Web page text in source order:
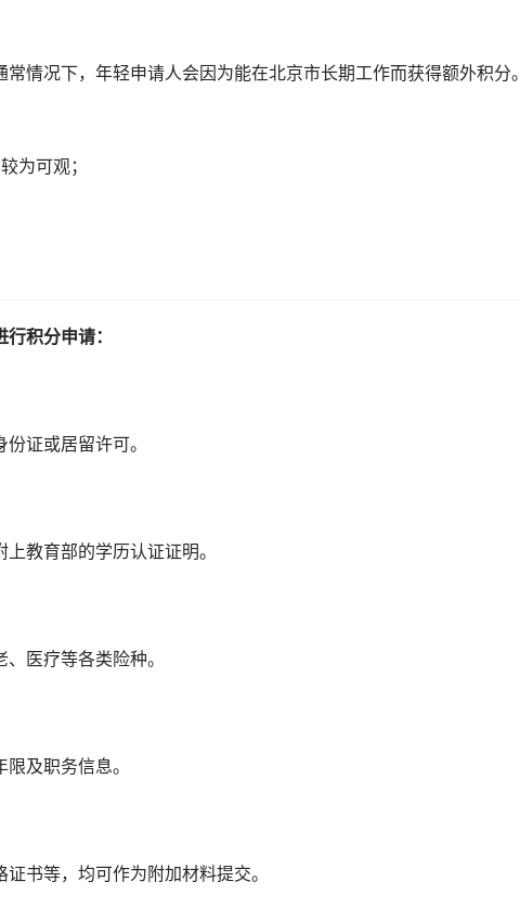
情况下，年轻申请人会因为能在北京市长期工作而获得额外积分。
为可观；
积分申请：
证或居留许可。
教育部的学历认证证明。
医疗等各类险种。
及职务信息。
书等，均可作为附加材料提交。